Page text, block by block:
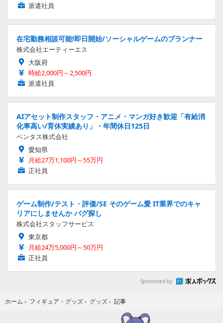
派遣社員
在宅勤務相談可能!即日開始/ソーシャルゲームのプランナー
株式会社エーティーエス
大阪府
時給2,000円～2,500円
派遣社員
AIアセット制作スタッフ・アニメ・マンガ好き歓迎「有給消
化率高い/育休実績あり」・年間休日125日
ベンタス株式会社
愛知県
月給27万1,100円～55万円
正社員
ゲーム制作/テスト・評価/SE そのゲーム愛 IT業界でのキャ
リアにしませんか バグ探し
株式会社スタッフサービス
東京都
月給24万5,000円～50万円
正社員
Sponsored by
ホーム › フィギュア・グッズ › グッズ › 記事